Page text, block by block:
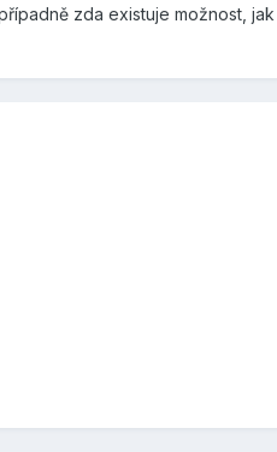
zda existuje možnost,